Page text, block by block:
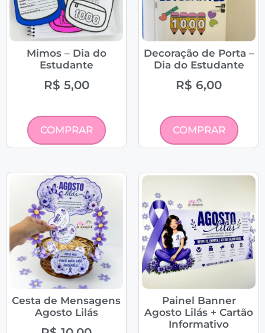
Mimos – Dia do
Estudante
R$ 5,00
COMPRAR
Decoração de Porta –
Dia do Estudante
R$ 6,00
COMPRAR
Cesta de Mensagens
Agosto Lilás
Painel Banner
Agosto Lilás + Cartão
Informativo